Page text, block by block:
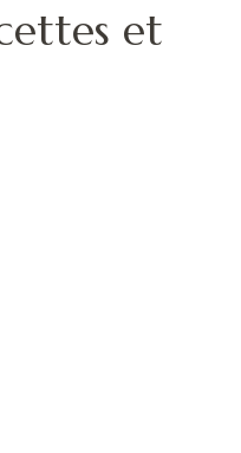
et